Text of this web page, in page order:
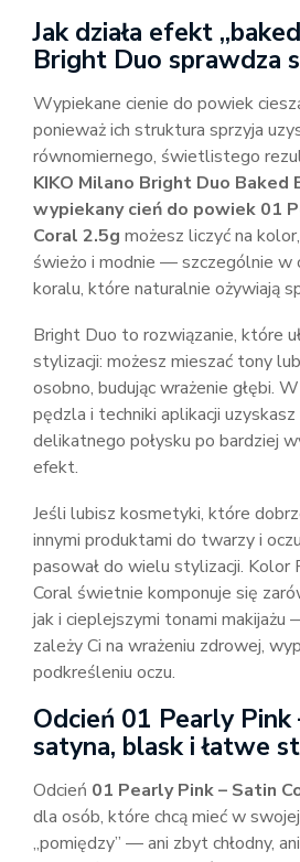
Jak działa efekt
Bright Duo sprawdza
Wypiekane cienie do powiek
ponieważ ich struktura sprzyja
równomiernego, świetlistego
KIKO Milano Bright Duo Baked
wypiekany cień do powiek 01
Coral 2.5g możesz liczyć na
świeżo i modnie — szczególnie w
koralu, które naturalnie ożywiają
Bright Duo to rozwiązanie, które
stylizacji: możesz mieszać tony
osobno, budując wrażenie głębi.
pędzla i techniki aplikacji
delikatnego połysku po bardziej
efekt.
Jeśli lubisz kosmetyki, które
innymi produktami do twarzy i
pasował do wielu stylizacji. Kolor
Coral świetnie komponuje się
jak i cieplejszymi tonami
zależy Ci na wrażeniu zdrowej,
podkreśleniu oczu.
Odcień 01 Pearly Pink
satyna, blask i łatwe
Odcień 01 Pearly Pink – Satin
dla osób, które chcą mieć w
„pomiędzy” — ani zbyt chłodny,